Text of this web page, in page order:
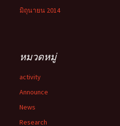
มิถุนายน 2014
หมวดหมู่
activity
Announce
News
Research